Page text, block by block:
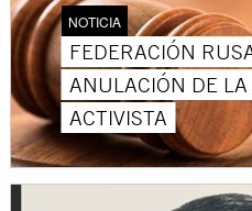
NOTICIA
FEDERACIÓN
ANULACIÓN DE
ACTIVISTA